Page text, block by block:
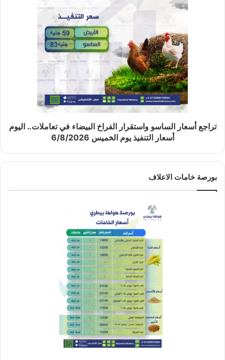
تراجع أسعار الساسو واستقرار الفراخ البيضاء في تعاملات.. اليوم
أسعار التنفيذ يوم الخميس 6/8/2026
بورصة خامات الاعلاف